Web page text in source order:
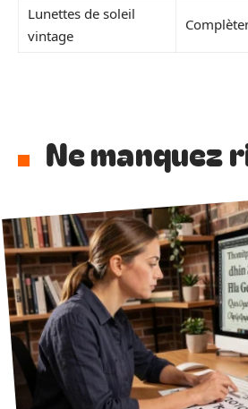
Lunettes de soleil
vintage
Ne manquez